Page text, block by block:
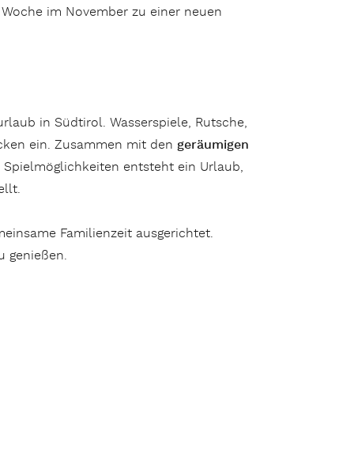
im November zu einer neuen
in Südtirol. Wasserspiele, Rutsche,
ein. Zusammen mit den geräumigen
entsteht ein Urlaub,
Familienzeit ausgerichtet.
genießen.